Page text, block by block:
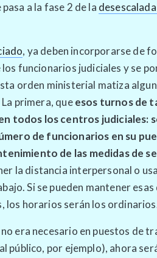
a la fase 2 de la
, ya deben incorporarse de
funcionarios judiciales y se
orden ministerial matiza
primera, queesos turnos de
todos los centros judiciales:
de funcionarios en su
de las medidas de
la distancia interpersonal o
Si se pueden mantener esas
los horarios serán los
era necesario en puestos de
público, por ejemplo), ahora